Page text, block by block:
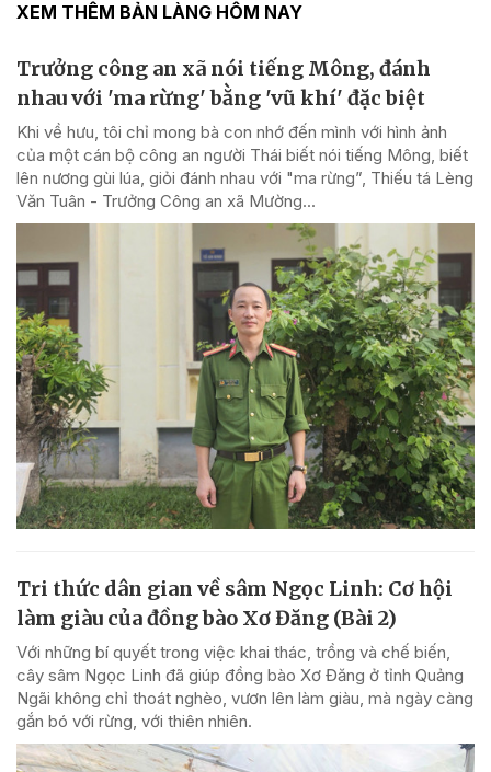
XEM THÊM BẢN LÀNG HÔM NAY
Trưởng công an xã nói tiếng Mông, đánh
nhau với 'ma rừng' bằng 'vũ khí' đặc biệt
Khi về hưu, tôi chỉ mong bà con nhớ đến mình với hình ảnh
của một cán bộ công an người Thái biết nói tiếng Mông, biết
lên nương gùi lúa, giỏi đánh nhau với "ma rừng”, Thiếu tá Lèng
Văn Tuân - Trưởng Công an xã Mường...
Tri thức dân gian về sâm Ngọc Linh: Cơ hội
làm giàu của đồng bào Xơ Đăng (Bài 2)
Với những bí quyết trong việc khai thác, trồng và chế biến,
cây sâm Ngọc Linh đã giúp đồng bào Xơ Đăng ở tỉnh Quảng
Ngãi không chỉ thoát nghèo, vươn lên làm giàu, mà ngày càng
gắn bó với rừng, với thiên nhiên.